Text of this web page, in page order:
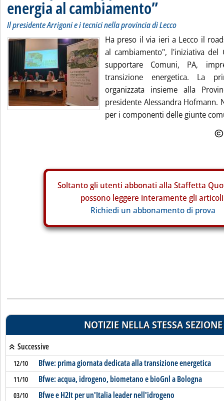
energia al cambiamento”
Il presidente Arrigoni e i tecnici nella provincia di Lecco
Ha preso il via ieri a Lecco il
al cambiamento", l'iniziativa
supportare Comuni, PA,
transizione energetica. La
organizzata insieme alla
presidente Alessandra Hofmann.
per i componenti delle giunte
Soltanto gli utenti abbonati alla Staffetta
possono leggere interamente gli
Richiedi un abbonamento di prova
NOTIZIE NELLA STESSA SEZIONE
Successive
12/10 Bfwe: prima giornata dedicata alla transizione energetica
11/10 Bfwe: acqua, idrogeno, biometano e bioGnl a Bologna
03/10 Bfwe e H2It per un'Italia leader nell'idrogeno